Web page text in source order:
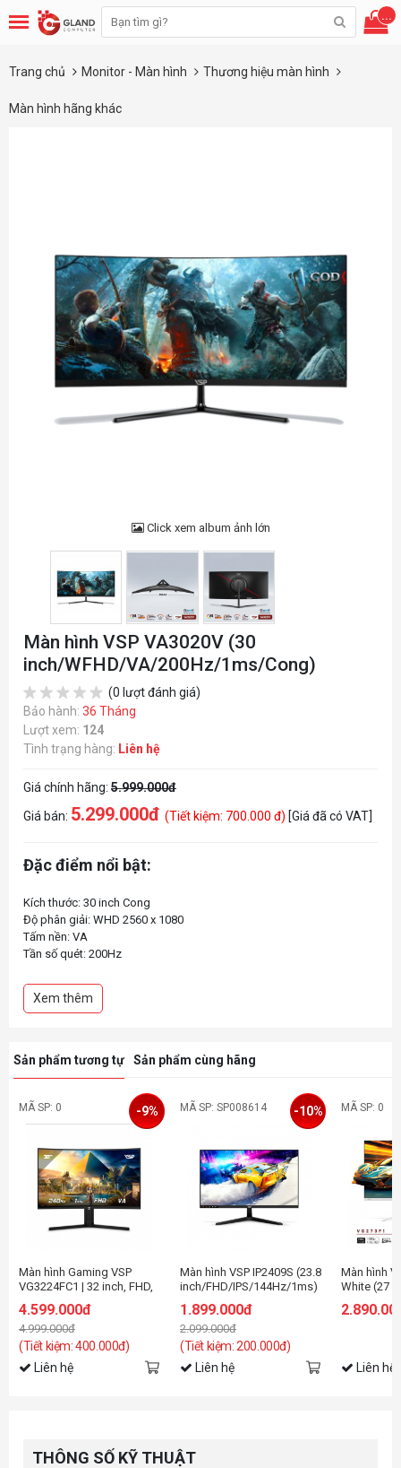
...
Trang chủ Monitor - Màn hình Thương hiệu màn hình
Màn hình hãng khác
Click xem album ảnh lớn
Màn hình VSP VA3020V (30
inch/WFHD/VA/200Hz/1ms/Cong)
(0 lượt đánh giá)
Bảo hành: 36 Tháng
Lượt xem: 124
Tình trạng hàng: Liên hệ
Giá chính hãng: 5.999.000đ
Giá bán: 5.299.000đ (Tiết kiệm: 700.000 đ) [Giá đã có VAT]
Đặc điểm nổi bật:
Kích thước: 30 inch Cong
Độ phân giải: WHD 2560 x 1080
Tấm nền: VA
Tần số quét: 200Hz
Độ sáng: 250 nits
Tỉ lệ tương phản: 3000:1
Xem thêm
Sản phẩm tương tự Sản phẩm cùng hãng
MÃ SP: 0
Màn hình Gaming VSP
VG3224FC1 | 32 inch, FHD,
4.599.000đ
4.999.000đ
(Tiết kiệm: 400.000đ)
-9%
Liên hệ
MÃ SP: SP008614
Màn hình VSP IP2409S (23.8
inch/FHD/IPS/144Hz/1ms)
1.899.000đ
2.099.000đ
(Tiết kiệm: 200.000đ)
-10%
Liên hệ
MÃ SP: 0
Màn hình
White (27
Liên hệ
THÔNG SỐ KỸ THUẬT